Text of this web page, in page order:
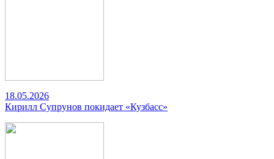
18.05.2026
Кирилл Супрунов покидает «Кузбасс»